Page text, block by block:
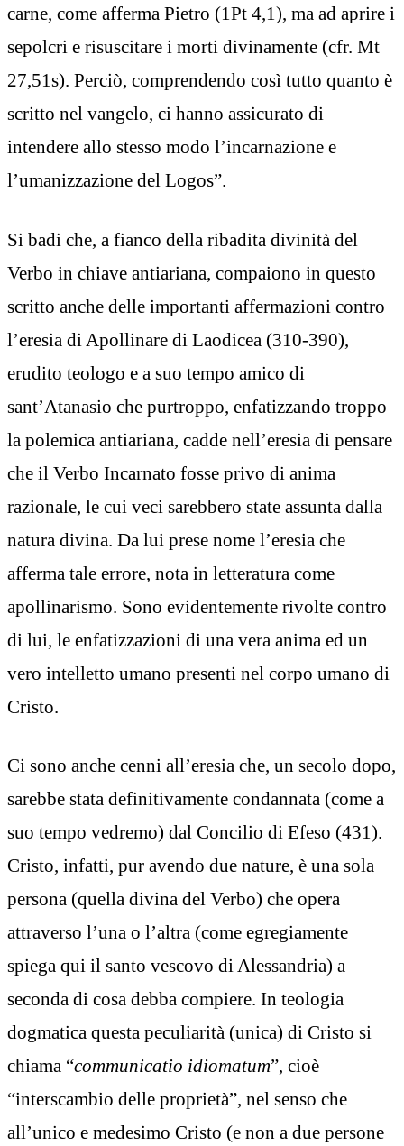
carne, come afferma Pietro (1Pt 4,1), ma ad aprire i
sepolcri e risuscitare i morti divinamente (cfr. Mt
27,51s). Perciò, comprendendo così tutto quanto è
scritto nel vangelo, ci hanno assicurato di
intendere allo stesso modo l’incarnazione e
l’umanizzazione del Logos”.
Si badi che, a fianco della ribadita divinità del
Verbo in chiave antiariana, compaiono in questo
scritto anche delle importanti affermazioni contro
l’eresia di Apollinare di Laodicea (310-390),
erudito teologo e a suo tempo amico di
sant’Atanasio che purtroppo, enfatizzando troppo
la polemica antiariana, cadde nell’eresia di pensare
che il Verbo Incarnato fosse privo di anima
razionale, le cui veci sarebbero state assunta dalla
natura divina. Da lui prese nome l’eresia che
afferma tale errore, nota in letteratura come
apollinarismo. Sono evidentemente rivolte contro
di lui, le enfatizzazioni di una vera anima ed un
vero intelletto umano presenti nel corpo umano di
Cristo.
Ci sono anche cenni all’eresia che, un secolo dopo,
sarebbe stata definitivamente condannata (come a
suo tempo vedremo) dal Concilio di Efeso (431).
Cristo, infatti, pur avendo due nature, è una sola
persona (quella divina del Verbo) che opera
attraverso l’una o l’altra (come egregiamente
spiega qui il santo vescovo di Alessandria) a
seconda di cosa debba compiere. In teologia
dogmatica questa peculiarità (unica) di Cristo si
chiama “communicatio idiomatum”, cioè
“interscambio delle proprietà”, nel senso che
all’unico e medesimo Cristo (e non a due persone